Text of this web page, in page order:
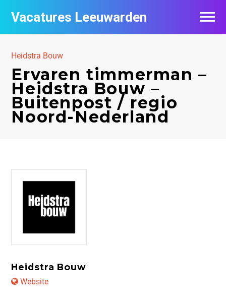
Vacatures Leeuwarden
Heidstra Bouw
Ervaren timmerman –
Heidstra Bouw –
Buitenpost / regio
Noord-Nederland
Heidstra Bouw
Website
Vacatures per bedrijf
Nieuwsbrief feed